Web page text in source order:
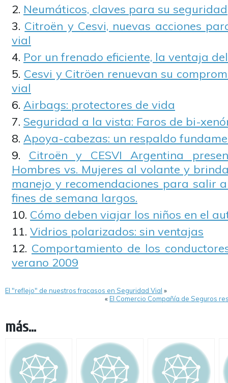
Neumáticos, claves para su seguridad
Citroën y Cesvi, nuevas acciones
vial
Por un frenado eficiente, la ventaja
Cesvi y Citröen renuevan su
vial
Airbags: protectores de vida
Seguridad a la vista: Faros de bi-
Apoya-cabezas: un respaldo
Citroën y CESVI Argentina
Hombres vs. Mujeres al volante y
manejo y recomendaciones para salir
fines de semana largos.
Cómo deben viajar los niños en el
Vidrios polarizados: sin ventajas
Comportamiento de los
verano 2009
El "reflejo" de nuestros fracasos en Seguridad Vial »
«El Comercio Compañía de Seguros
más...